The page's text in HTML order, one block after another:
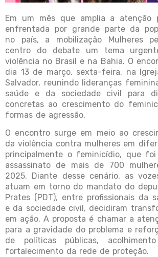
Em um mês que amplia a atenção
enfrentada por grande parte da
no país, a mobilização Mulheres
centro do debate um tema
violência no Brasil e na Bahia. O
dia 13 de março, sexta-feira, na
Salvador, reunindo lideranças
saúde e da sociedade civil para
concretas ao crescimento do
formas de agressão.
O encontro surge em meio ao
da violência contra mulheres em
principalmente o feminicídio, que
assassinato de mais de 700
2025. Diante desse cenário, as
atuam em torno do mandato do
Prates (PDT), entre profissionais da
e da sociedade civil, decidiram
em ação. A proposta é chamar a
para a gravidade do problema e
de políticas públicas,
fortalecimento da rede de proteção.